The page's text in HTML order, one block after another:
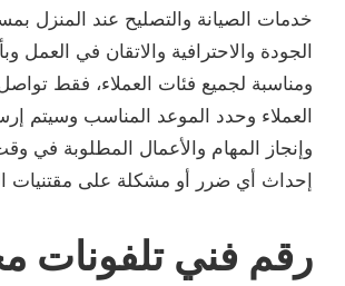
خدمات الصيانة والتصليح عند المنزل
الجودة والاحترافية والاتقان في العمل
ومناسبة لجميع فئات العملاء، فقط
العملاء وحدد الموعد المناسب وسيتم
وإنجاز المهام والأعمال المطلوبة في
إحداث أي ضرر أو مشكلة على مقتنيات
رقم فني تلفونات